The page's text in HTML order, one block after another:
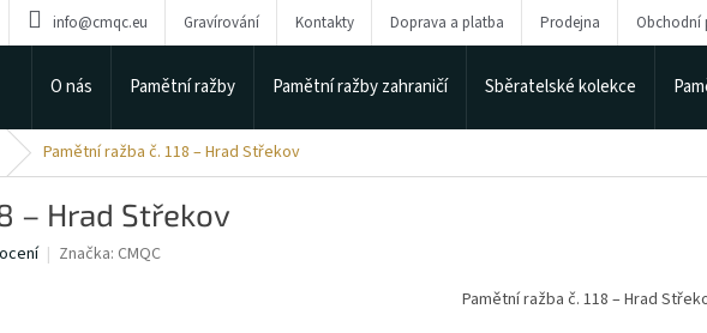
info@cmqc.eu Gravírování Kontakty Doprava a platba Prodejna Obchodní
O nás Pamětní ražby Pamětní ražby zahraničí Sběratelské kolekce
Pamětní ražba č. 118 – Hrad Střekov
– Hrad Střekov
Značka: CMQC
Pamětní ražba č. 118 – Hrad